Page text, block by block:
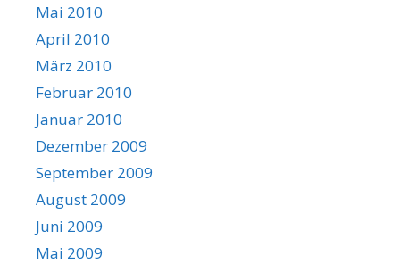
Mai 2010
April 2010
März 2010
Februar 2010
Januar 2010
Dezember 2009
September 2009
August 2009
Juni 2009
Mai 2009